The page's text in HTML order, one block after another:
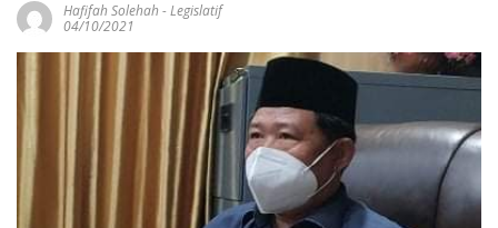
Hafifah Solehah -Legislatif
04/10/2021